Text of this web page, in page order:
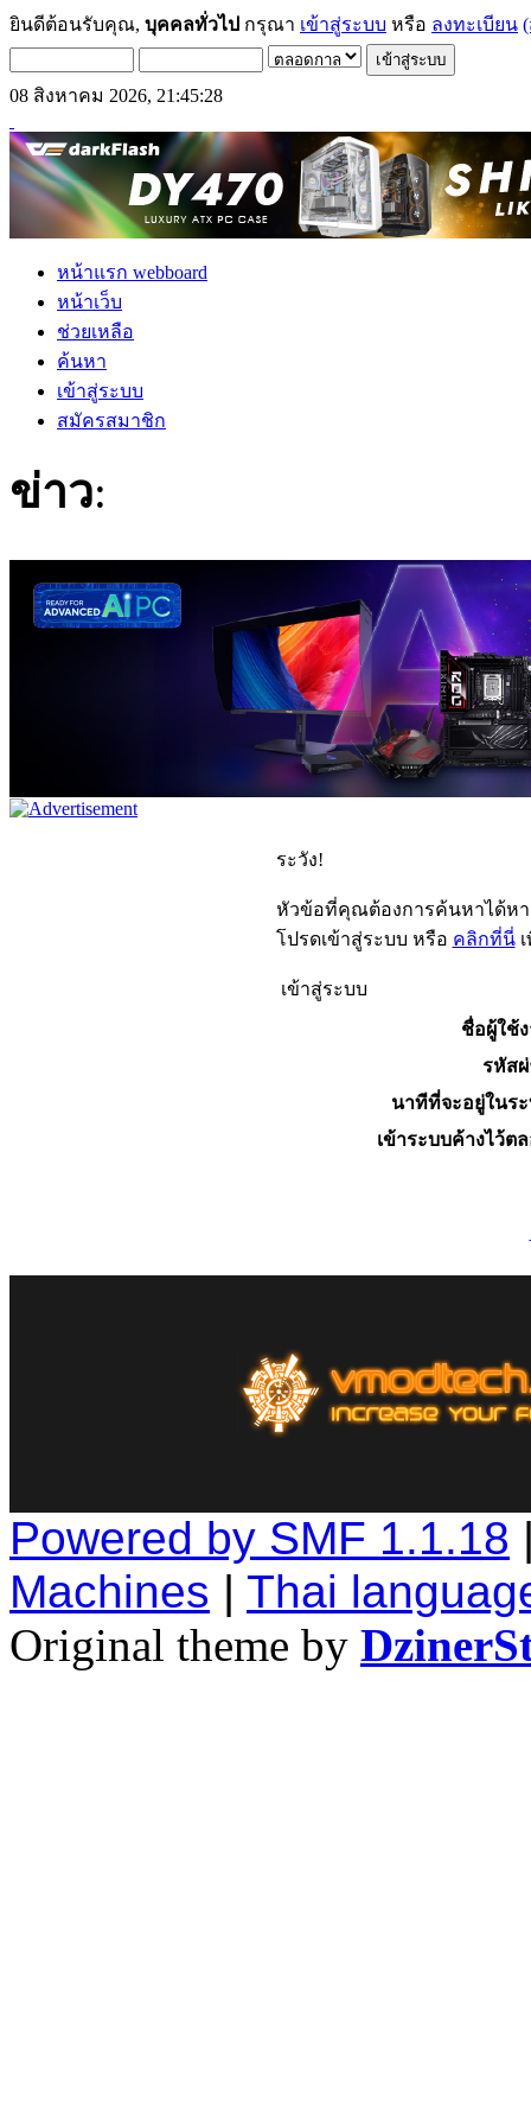
ยินดีต้อนรับคุณ, บุคคลทั่วไป กรุณา เข้าสู่ระบบ หรือ ลงทะเบียน
08 สิงหาคม 2026, 21:45:28
หน้าแรก webboard
หน้าเว็บ
ช่วยเหลือ
ค้นหา
เข้าสู่ระบบ
สมัครสมาชิก
ข่าว:
ระวัง!
หัวข้อที่คุณต้องการค้นหาได้ห
โปรดเข้าสู่ระบบ หรือ คลิกที่นี่เ
เข้าสู่ระบบ
ชื่อผู้ใช้
รหัส
นาทีที่จะอยู่ในร
เข้าระบบค้างไว้ต
Powered by SMF 1.1.18
Machines | Thai
Original theme by